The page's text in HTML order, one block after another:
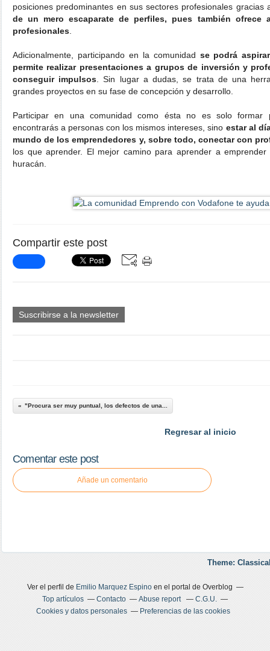
posiciones predominantes en sus sectores profesionales
de un mero escaparate de perfiles, pues también ofrece
profesionales
Adicionalmente, participando en la comunidad se podrá
permite realizar presentaciones a grupos de inversión y
conseguir impulsos . Sin lugar a dudas, se trata de una
grandes proyectos en su fase de concepción y desarrollo.
Participar en una comunidad como ésta no es solo formar
encontrarás a personas con los mismos intereses, sino estar al
mundo de los emprendedores y, sobre todo, conectar con
los que aprender. El mejor camino para aprender a
huracán.
Compartir este post
Suscribirse a la newsletter
"Procura ser muy puntual, los defectos de una...
Regresar al inicio
Comentar este post
Añade un comentario
Theme:
Ver el perfil de Emilio Marquez Espinoen el portal de Overblog
Top artículos
Contacto Abuse report
C.G.U.
Cookies y datos personales
Preferencias de las cookies